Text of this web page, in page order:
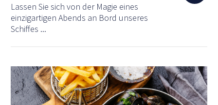
Lassen Sie sich von der Magie eines
einzigartigen Abends an Bord unseres
Schiffes ...